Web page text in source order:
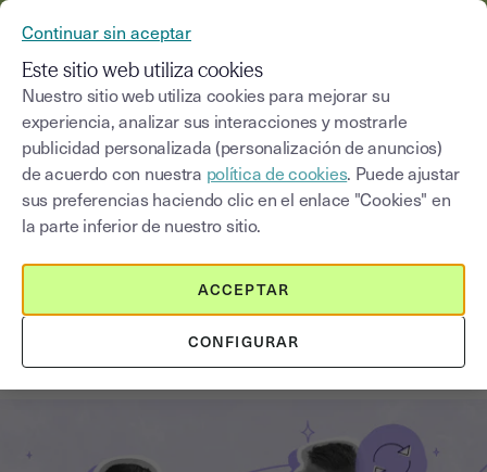
Blog
Seleccionar una categoría Saisissez un terme
Transformación organizacional tras
una reestructuración legal
Continuar sin aceptar
Este sitio web utiliza cookies
Nuestro sitio web utiliza cookies para mejorar su
experiencia, analizar sus interacciones y mostrarle
publicidad personalizada (personalización de anuncios)
de acuerdo con nuestra política de cookies. Puede ajustar
sus preferencias haciendo clic en el enlace "Cookies" en
la parte inferior de nuestro sitio.
CONFIGURAR
ACCEPTAR